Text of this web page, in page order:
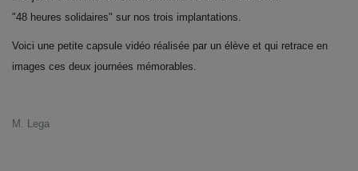
Offre d'enseignement & inscriptions
Ancien-ne-s du CES Saint-Vincent
"48 heures solidaires" sur nos trois implantations.
Voici une petite capsule vidéo réalisée par un élève et qui retrace en
images ces deux journées mémorables.
M. Lega